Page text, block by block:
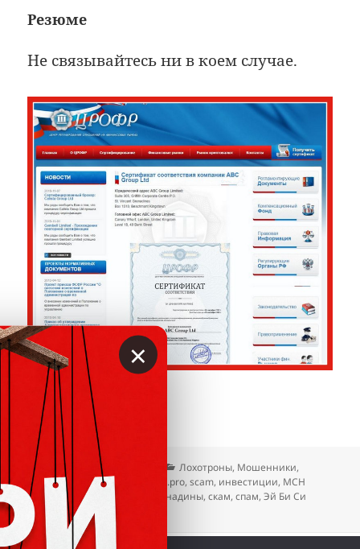
Резюме
Не связывайтесь ни в коем случае.
Опубликовано
09.04.2020 Рубрики
Лохотроны, Мошенники,
Отзывы
Метки
ABC Group abcfx.pro,scam, инвестиции, МСН
Телеком, Сент-Винсент и Гренадины,скам,спам,Эй Би Си
групп
×